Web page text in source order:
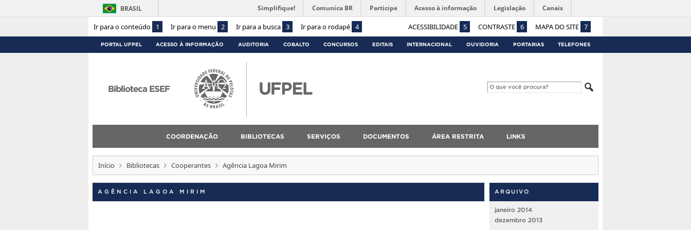
Ir para o conteúdo 1 Ir para o menu 2 Ir para a busca 3 Ir para o rodapé 4 ACESSIBILIDADE 5 CONTRASTE 6 MAPA DO SITE 7
BRASIL Simplifique! Comunica BR Participe Acesso à informação Legislação Canais
PORTAL UFPEL ACESSO À INFORMAÇÃO AUDITORIA COBALTO CONCURSOS EDITAIS INTERNACIONAL OUVIDORIA PORTARIAS TELEFONES
Biblioteca ESEF
COORDENAÇÃO BIBLIOTECAS SERVIÇOS DOCUMENTOS ÁREA RESTRITA LINKS
Início Bibliotecas Cooperantes Agência Lagoa Mirim
AGÊNCIA LAGOA MIRIM ARQUIVO
janeiro 2014
dezembro 2013